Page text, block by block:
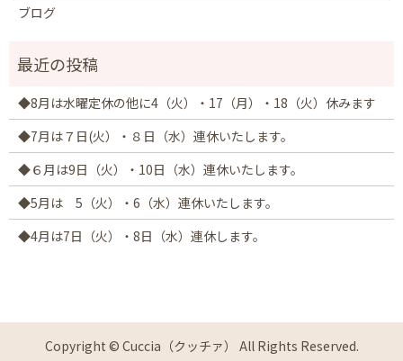
ブログ
◆8月は水曜定休の他に4（火）・17（月）・18（火）休みます
◆7月は７日(火）・８日（水）連休いたします。
◆６月は9日（火）・10日（水）連休いたします。
◆5月は 5（火）・6（水）連休いたします。
◆4月は7日（火）・8日（水）連休します。
Copyright © Cuccia（クッチァ） All Rights Reserved.